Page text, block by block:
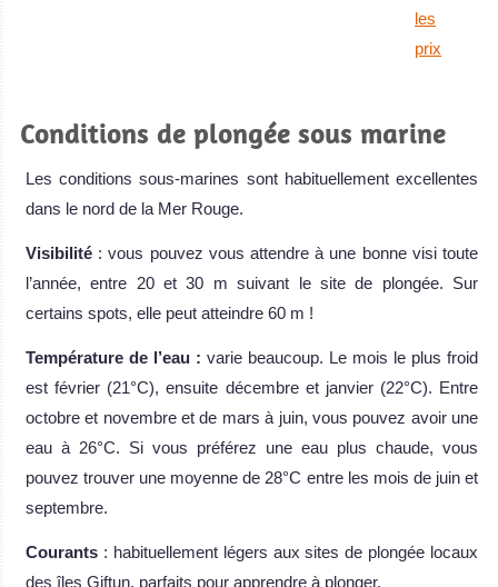
les
prix
Conditions de plongée sous marine
Les conditions sous-marines sont habituellement excellentes
dans le nord de la Mer Rouge.
Visibilité : vous pouvez vous attendre à une bonne visi toute
l’année, entre 20 et 30 m suivant le site de plongée. Sur
certains spots, elle peut atteindre 60 m !
Température de l’eau : varie beaucoup. Le mois le plus froid
est février (21°C), ensuite décembre et janvier (22°C). Entre
octobre et novembre et de mars à juin, vous pouvez avoir une
eau à 26°C. Si vous préférez une eau plus chaude, vous
pouvez trouver une moyenne de 28°C entre les mois de juin et
septembre.
Courants : habituellement légers aux sites de plongée locaux
des îles Giftun, parfaits pour apprendre à plonger.